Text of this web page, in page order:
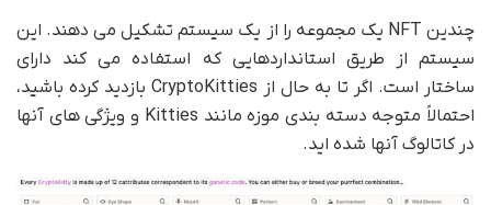
چندین NFT یک مجموعه را از یک سیستم تشکیل می دهند. این
سیستم از طریق استانداردهایی که استفاده می کند دارای
ساختار است. اگر تا به حال از CryptoKitties بازدید کرده باشید،
احتمالاً متوجه دسته بندی موزه مانند Kitties و ویژگی های آنها
در کاتالوگ آنها شده اید.